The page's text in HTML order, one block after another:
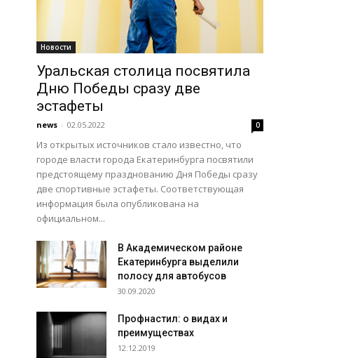
Новости
Уральская столица посвятила
Дню Победы сразу две
эстафеты
news - 02.05.2022 0
Из открытых источников стало известно, что
городе власти города Екатеринбурга посвятили
предстоящему празднованию Дня Победы сразу
две спортивные эстафеты. Соответствующая
информация была опубликована на
официальном...
В Академическом районе
Екатеринбурга выделили
полосу для автобусов
30.09.2020
Профнастил: о видах и
преимуществах
12.12.2019